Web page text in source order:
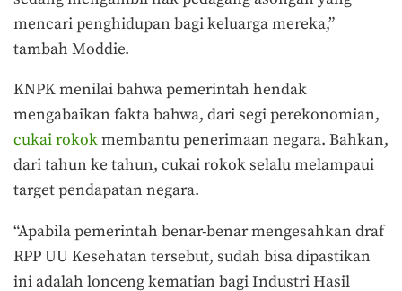
mencari penghidupan bagi keluarga mereka,”
tambah Moddie.
KNPK menilai bahwa pemerintah hendak
mengabaikan fakta bahwa, dari segi perekonomian,
cukai rokokmembantu penerimaan negara. Bahkan,
dari tahun ke tahun, cukai rokok selalu melampaui
target pendapatan negara.
“Apabila pemerintah benar-benar mengesahkan draf
RPP UU Kesehatan tersebut, sudah bisa dipastikan
ini adalah lonceng kematian bagi Industri Hasil